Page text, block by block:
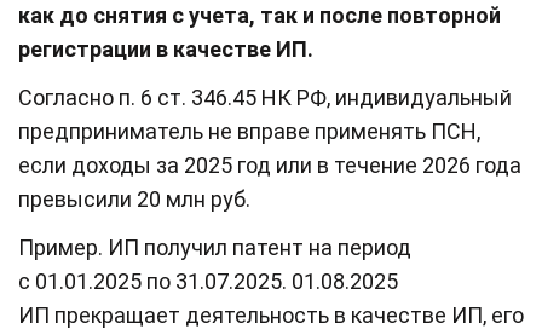
как до снятия с учета, так и после повторной
регистрации в качестве ИП.
Согласно п. 6 ст. 346.45 НК РФ, индивидуальный
предприниматель не вправе применять ПСН,
если доходы за 2025 год или в течение 2026 года
превысили 20 млн руб.
Пример. ИП получил патент на период
с 01.01.2025 по 31.07.2025. 01.08.2025
ИП прекращает деятельность в качестве ИП, его